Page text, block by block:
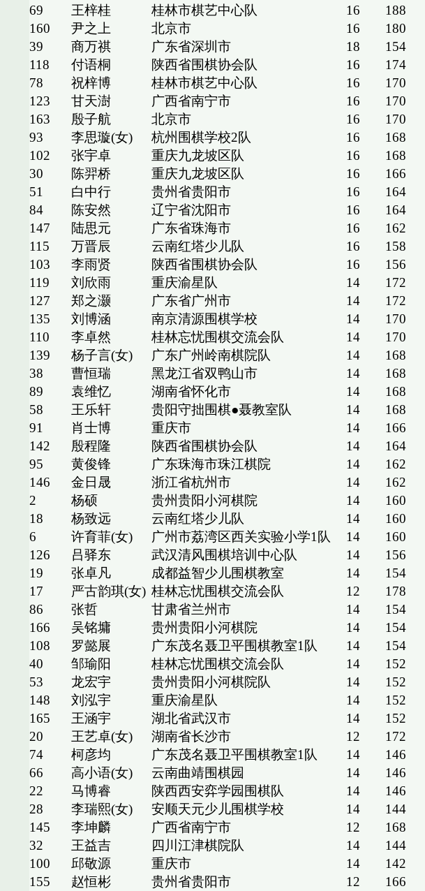
69
王梓桂 桂林市棋艺中心队 16 188
160
尹之上 北京市 16 180
39
商万祺 广东省深圳市 18 154
118
付语桐 陕西省围棋协会队 16 174
78
祝梓博 桂林市棋艺中心队 16 170
123
甘天澍 广西省南宁市 16 170
163
殷子航 北京市 16 170
93
李思璇(女) 杭州围棋学校2队 16 168
102
张宇卓 重庆九龙坡区队 16 168
30
陈羿桥 重庆九龙坡区队 16 166
51
白中行 贵州省贵阳市 16 164
84
陈安然 辽宁省沈阳市 16 164
147
陆思元 广东省珠海市 16 162
115
万晋辰 云南红塔少儿队 16 158
103
李雨贤 陕西省围棋协会队 16 156
119
刘欣雨 重庆渝星队 14 172
127
郑之灏 广东省广州市 14 172
135
刘博涵 南京清源围棋学校 14 170
110
李卓然 桂林忘忧围棋交流会队 14 170
139
杨子言(女) 广东广州岭南棋院队 14 168
38
曹恒瑞 黑龙江省双鸭山市 14 168
89
袁维忆 湖南省怀化市 14 168
58
王乐轩 贵阳守拙围棋●聂教室队 14 168
91
肖士博 重庆市 14 166
142
殷程隆 陕西省围棋协会队 14 164
95
黄俊锋 广东珠海市珠江棋院 14 162
146
金日晟 浙江省杭州市 14 162
2
杨硕 贵州贵阳小河棋院 14 160
18
杨致远 云南红塔少儿队 14 160
6
许育菲(女) 广州市荔湾区西关实验小学1队 14 160
126
吕驿东 武汉清风围棋培训中心队 14 156
19
张卓凡 成都益智少儿围棋教室 14 154
17
严古韵琪(女) 桂林忘忧围棋交流会队 12 178
86
张哲 甘肃省兰州市 14 154
166
吴铭墉 贵州贵阳小河棋院 14 154
108
罗懿展 广东茂名聂卫平围棋教室1队 14 154
40
邹瑜阳 桂林忘忧围棋交流会队 14 152
53
龙宏宇 贵州贵阳小河棋院队 14 152
148
刘泓宇 重庆渝星队 14 152
165
王涵宇 湖北省武汉市 14 152
20
王艺卓(女) 湖南省长沙市 12 172
74
柯彦均 广东茂名聂卫平围棋教室1队 14 146
66
高小语(女) 云南曲靖围棋园 14 146
22
马博睿 陕西西安弈学园围棋队 14 146
28
李瑞熙(女) 安顺天元少儿围棋学校 14 144
145
李坤麟 广西省南宁市 12 168
32
王益吉 四川江津棋院队 14 144
100
邱敬源 重庆市 14 142
155
赵恒彬 贵州省贵阳市 12 166